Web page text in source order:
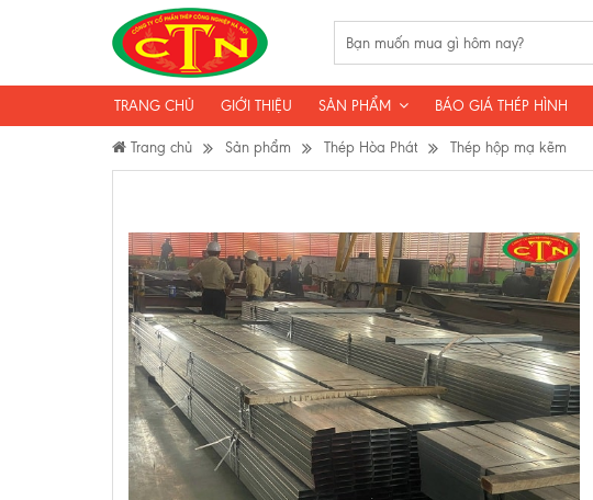
TRANG CHỦ GIỚI THIỆU SẢN PHẨM BÁO GIÁ THÉP HÌNH
Trang chủ Sản phẩm Thép Hòa Phát Thép hộp mạ kẽm